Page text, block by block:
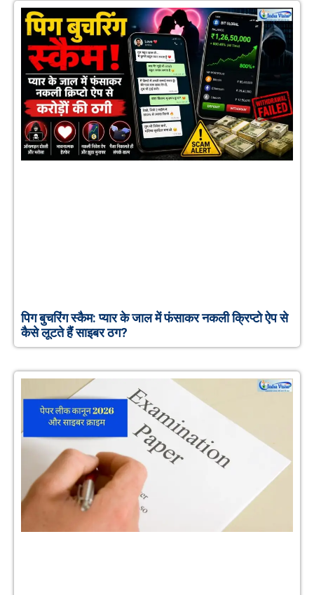
पिग बुचरिंग स्कैम: प्यार के जाल में फंसाकर नकली क्रिप्टो ऐप से
कैसे लूटते हैं साइबर ठग?